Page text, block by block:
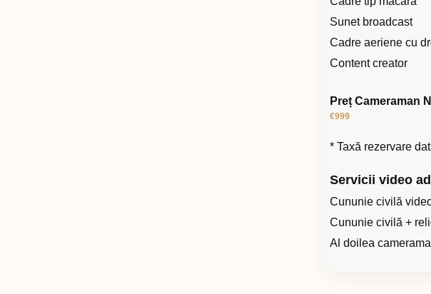
Sunet broadcast
Cadre aeriene cu
Content creator
Preț Cameraman
€999
* Taxă rezervare
Servicii video
Cununie civilă
Cununie civilă +
Al doilea